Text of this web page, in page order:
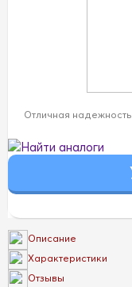
Отличная надежность
Найти аналоги
Описание
Характеристики
Отзывы